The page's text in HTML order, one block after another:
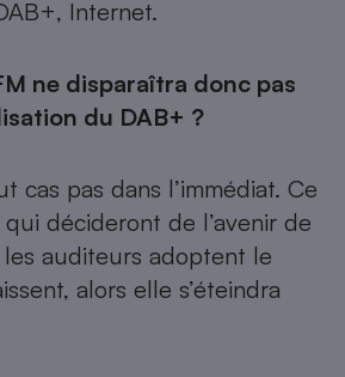
Internet.
ne disparaîtra donc pas
du DAB+ ?
cas pas dans l’immédiat. Ce
décideront de l’avenir de
les auditeurs adoptent le
alors elle s’éteindra